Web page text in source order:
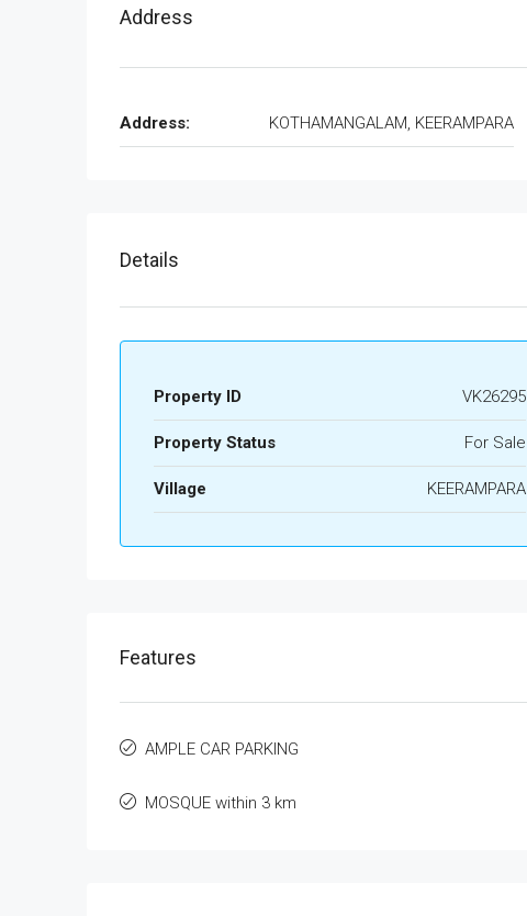
Address
Address: KOTHAMANGALAM, KEERAMPARA
Details
Property ID VK26295
Property Status For Sale
Village KEERAMPARA
Features
AMPLE CAR PARKING
MOSQUE within 3 km